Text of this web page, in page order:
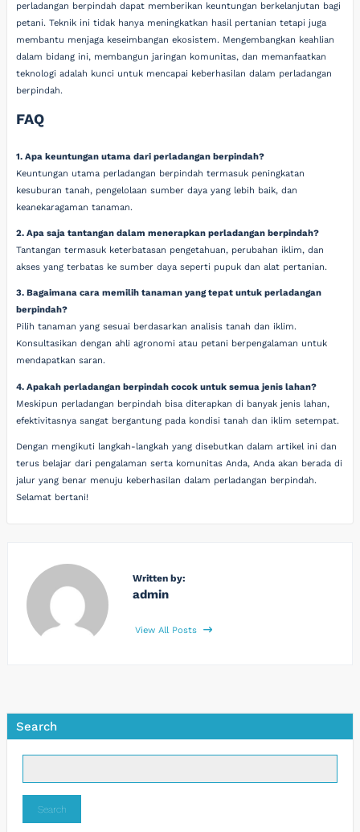
perladangan berpindah dapat memberikan keuntungan berkelanjutan bagi
petani. Teknik ini tidak hanya meningkatkan hasil pertanian tetapi juga
membantu menjaga keseimbangan ekosistem. Mengembangkan keahlian
dalam bidang ini, membangun jaringan komunitas, dan memanfaatkan
teknologi adalah kunci untuk mencapai keberhasilan dalam perladangan
berpindah.
FAQ
1. Apa keuntungan utama dari perladangan berpindah?
Keuntungan utama perladangan berpindah termasuk peningkatan
kesuburan tanah, pengelolaan sumber daya yang lebih baik, dan
keanekaragaman tanaman.
2. Apa saja tantangan dalam menerapkan perladangan berpindah?
Tantangan termasuk keterbatasan pengetahuan, perubahan iklim, dan
akses yang terbatas ke sumber daya seperti pupuk dan alat pertanian.
3. Bagaimana cara memilih tanaman yang tepat untuk perladangan
berpindah?
Pilih tanaman yang sesuai berdasarkan analisis tanah dan iklim.
Konsultasikan dengan ahli agronomi atau petani berpengalaman untuk
mendapatkan saran.
4. Apakah perladangan berpindah cocok untuk semua jenis lahan?
Meskipun perladangan berpindah bisa diterapkan di banyak jenis lahan,
efektivitasnya sangat bergantung pada kondisi tanah dan iklim setempat.
Dengan mengikuti langkah-langkah yang disebutkan dalam artikel ini dan
terus belajar dari pengalaman serta komunitas Anda, Anda akan berada di
jalur yang benar menuju keberhasilan dalam perladangan berpindah.
Selamat bertani!
Written by:
admin
View All Posts
Search
Search